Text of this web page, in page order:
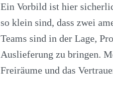
Ein Vorbild ist hier
so klein sind, dass zwei
Teams sind in der Lage,
Auslieferung zu bringen.
Freiräume und das